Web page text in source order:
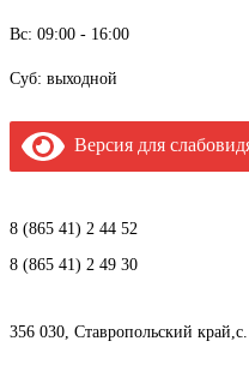
Вс: 09:00 - 16:00
Суб: выходной
Версия для
8 (865 41) 2 44 52
8 (865 41) 2 49 30
356 030, Ставропольский